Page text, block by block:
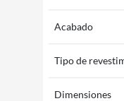
Acabado
Tipo de
Dimensiones